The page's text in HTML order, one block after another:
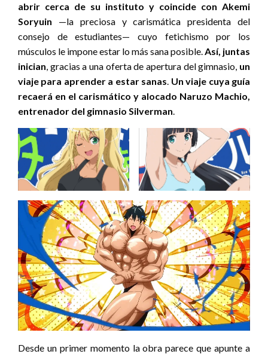
abrir cerca de su instituto y coincide con Akemi
Soryuin —la preciosa y carismática presidenta del
consejo de estudiantes— cuyo fetichismo por los
músculos le impone estar lo más sana posible.Así, juntas
inician, gracias a una oferta de apertura del gimnasio, un
viaje para aprender a estar sanas. Un viaje cuya guía
recaerá en el carismático y alocado Naruzo Machio,
entrenador del gimnasio Silverman.
Desde un primer momento la obra parece que apunte a